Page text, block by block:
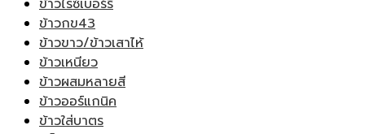
ข้าวไรซ์เบอร์รี่
ข้าวกข43
ข้าวขาว/ข้าวเสาไห้
ข้าวเหนียว
ข้าวผสมหลายสี
ข้าวออร์แกนิค
ข้าวใส่บาตร